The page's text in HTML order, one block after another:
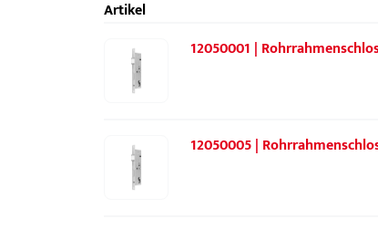
Artikel
12050001 |
12050005 |